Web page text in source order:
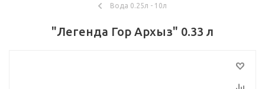
Вода 0.25л - 10л
"Легенда Гор Архыз" 0.33 л